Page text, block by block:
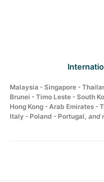
Malaysia - Singapore -
Brunei - Timo Leste - South
Hong Kong - Arab Emirates -
Italy - Poland - Portugal, and